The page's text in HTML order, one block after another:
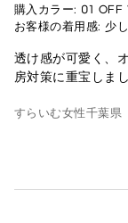
購入カラー: 01 OFF
お客様の着用感: 少
透け感が可愛く、
房対策に重宝しまし
すらいむ女性千葉県